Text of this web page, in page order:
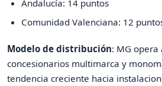
Andalucía: 14 puntos
Comunidad Valenciana: 12
Modelo de distribución: MG opera
concesionarios multimarca y
tendencia creciente hacia